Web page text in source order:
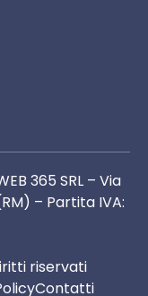
365 SRL – Via
– Partita IVA:
riservati
Contatti